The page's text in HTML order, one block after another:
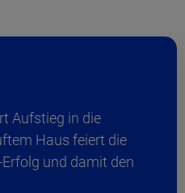
Aufstieg in die
Haus feiert die
und damit den